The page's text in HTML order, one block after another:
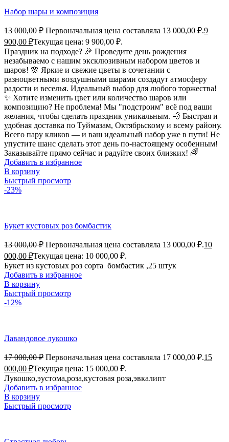
Набор шары и композиция
13 000,00₽ Первоначальная цена составляла 13 000,00 ₽.9
900,00 ₽Текущая цена: 9 900,00 ₽.
Праздник на подходе? 🎉 Проведите день рождения
незабываемо с нашим эксклюзивным набором цветов и
шаров! 🌸 Яркие и свежие цветы в сочетании с
разноцветными воздушными шарами создадут атмосферу
радости и веселья. Идеальный выбор для любого торжества!
✨ Хотите изменить цвет или количество шаров или
композицию? Не проблема! Мы "подстроим" всё под ваши
желания, чтобы сделать праздник уникальным. 💨 Быстрая и
удобная доставка по Туймазам, Октябрьскому и всему району.
Всего пару кликов — и ваш идеальный набор уже в пути! Не
упустите шанс сделать этот день по-настоящему особенным!
Заказывайте прямо сейчас и радуйте своих близких! 🌈
Добавить в избранное
В корзину
Быстрый просмотр
-23%
Букет кустовых роз бомбастик
13 000,00₽ Первоначальная цена составляла 13 000,00 ₽.10
000,00 ₽Текущая цена: 10 000,00 ₽.
Букет из кустовых роз сорта бомбастик ,25 штук
Добавить в избранное
В корзину
Быстрый просмотр
-12%
Лавандовое лукошко
17 000,00₽ Первоначальная цена составляла 17 000,00 ₽.15
000,00 ₽Текущая цена: 15 000,00 ₽.
Лукошко,эустома,роза,кустовая роза,эвкалипт
Добавить в избранное
В корзину
Быстрый просмотр